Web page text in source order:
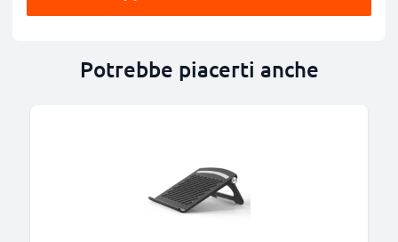
Potrebbe piacerti anche